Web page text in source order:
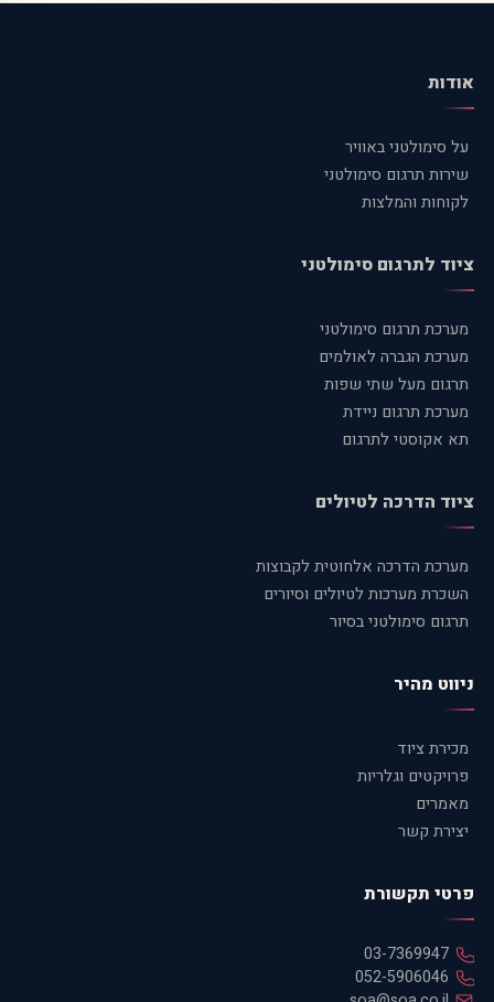
אודות
על סימולטני באוויר
שירות תרגום סימולטני
לקוחות והמלצות
ציוד לתרגום סימולטני
מערכת תרגום סימולטני
מערכת הגברה לאולמים
תרגום מעל שתי שפות
מערכת תרגום ניידת
תא אקוסטי לתרגום
ציוד הדרכה לטיולים
מערכת הדרכה אלחוטית לקבוצות
השכרת מערכות לטיולים וסיורים
תרגום סימולטני בסיור
ניווט מהיר
מכירת ציוד
פרויקטים וגלריות
מאמרים
יצירת קשר
פרטי תקשורת
03-7369947
052-5906046